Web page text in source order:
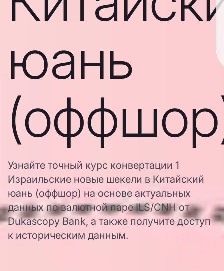
юань
Узнайте точный курс конвертации 1
Израильские новые шекели в Китайский
юань (оффшор) на основе актуальных
данных по валютной паре ILS/CNH от
Dukascopy Bank, а также получите доступ
к историческим данным.